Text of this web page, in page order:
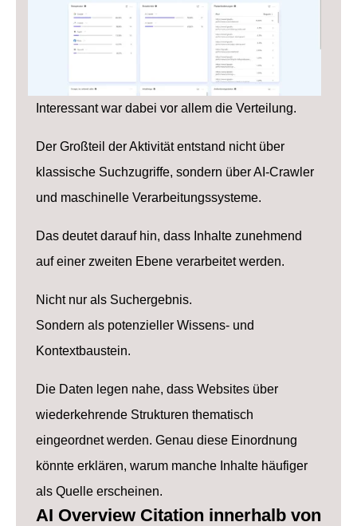
Interessant war dabei vor allem die Verteilung.
Der Großteil der Aktivität entstand nicht über
klassische Suchzugriffe, sondern über AI-Crawler
und maschinelle Verarbeitungssysteme.
Das deutet darauf hin, dass Inhalte zunehmend
auf einer zweiten Ebene verarbeitet werden.
Nicht nur als Suchergebnis.
Sondern als potenzieller Wissens- und
Kontextbaustein.
Die Daten legen nahe, dass Websites über
wiederkehrende Strukturen thematisch
eingeordnet werden. Genau diese Einordnung
könnte erklären, warum manche Inhalte häufiger
als Quelle erscheinen.
AI Overview Citation innerhalb von